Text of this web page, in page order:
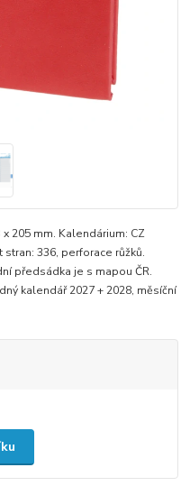
205 mm. Kalendárium: CZ
stran: 336, perforace růžků.
předsádka je s mapou ČR.
kalendář 2027 + 2028, měsíční